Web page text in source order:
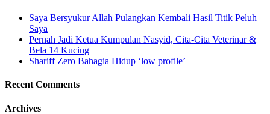
Saya Bersyukur Allah Pulangkan Kembali Hasil Titik Peluh
Saya
Pernah Jadi Ketua Kumpulan Nasyid, Cita-Cita Veterinar &
Bela 14 Kucing
Shariff Zero Bahagia Hidup ‘low profile’
Recent Comments
Archives